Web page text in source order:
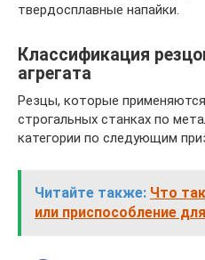
твердосплавные напайки.
Классификация
агрегата
Резцы, которые
строгальных станках по
категории по следующим
Читайте также: Что
или приспособление